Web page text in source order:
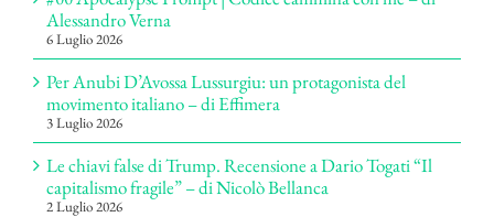
Alessandro Verna
6 Luglio 2026
Per Anubi D’Avossa Lussurgiu: un protagonista del
movimento italiano – di Effimera
3 Luglio 2026
Le chiavi false di Trump. Recensione a Dario Togati “Il
capitalismo fragile” – di Nicolò Bellanca
2 Luglio 2026